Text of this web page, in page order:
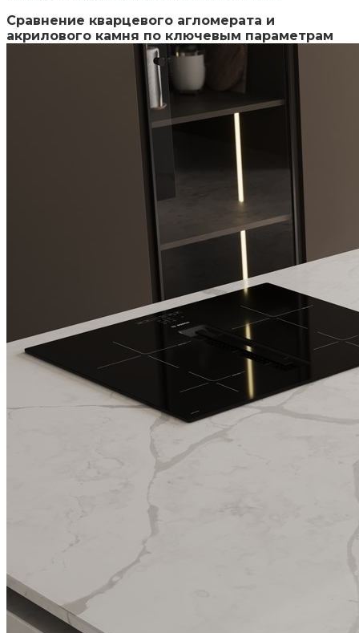
Сравнение кварцевого агломерата и
акрилового камня по ключевым параметрам